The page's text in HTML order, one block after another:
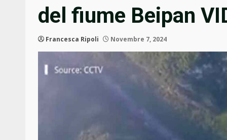
del fiume Beipan
Francesca Ripoli Novembre 7, 2024